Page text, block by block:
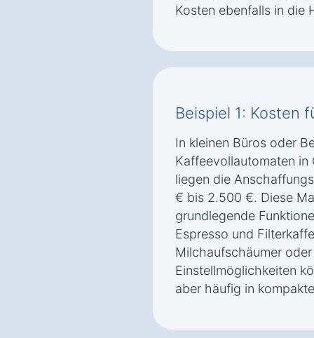
Kosten ebenfalls in die
Beispiel 1: Kosten
In kleinen Büros oder
Kaffeevollautomaten
liegen die
€ bis 2.500 €. Diese
grundlegende
Espresso und
Milchaufschäumer
Einstellmöglichkeiten
aber häufig in